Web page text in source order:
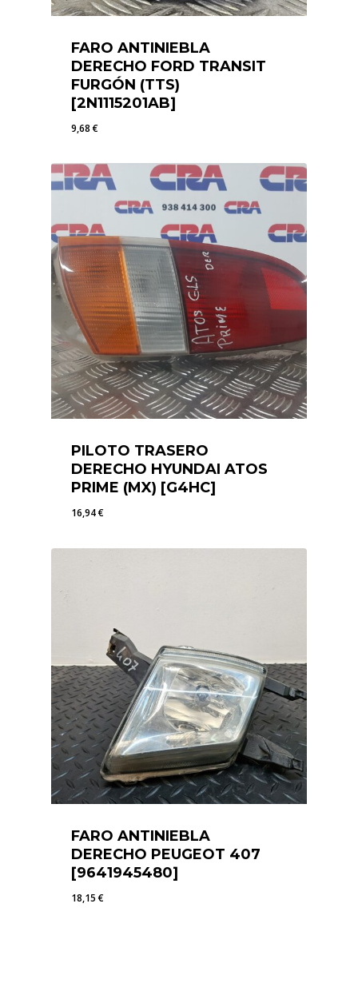
FARO ANTINIEBLA
DERECHO FORD TRANSIT
FURGÓN (TTS)
[2N1115201AB]
9,68€
PILOTO TRASERO
DERECHO HYUNDAI ATOS
PRIME (MX) [G4HC]
16,94€
FARO ANTINIEBLA
DERECHO PEUGEOT 407
[9641945480]
18,15€